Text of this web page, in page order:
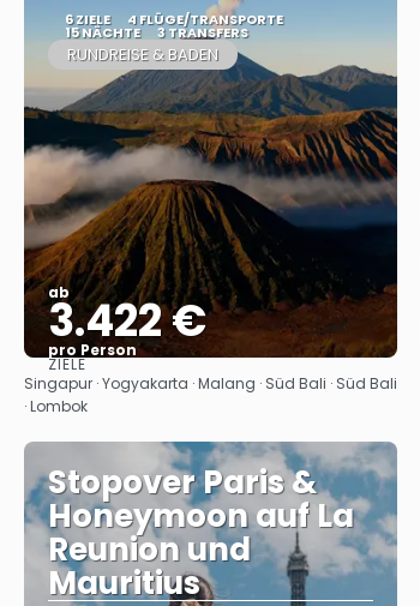
6 ZIELE 4 FLÜGE/TRANSPORTE
15 NÄCHTE 3 TRANSFERS
RUNDREISE & BADEN
ab
3.422 €
pro Person
Sehen
ZIELE
Singapur · Yogyakarta · Malang · Süd Bali · Süd Bali
· Lombok
Stopover Paris &
Honeymoon auf La
Reunion und
Mauritius